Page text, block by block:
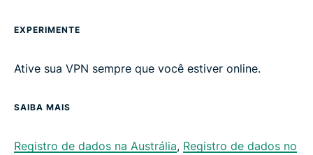
EXPERIMENTE
Ative sua VPN sempre que você estiver online.
SAIBA MAIS
Registro de dados na Austrália, Registro de dados no